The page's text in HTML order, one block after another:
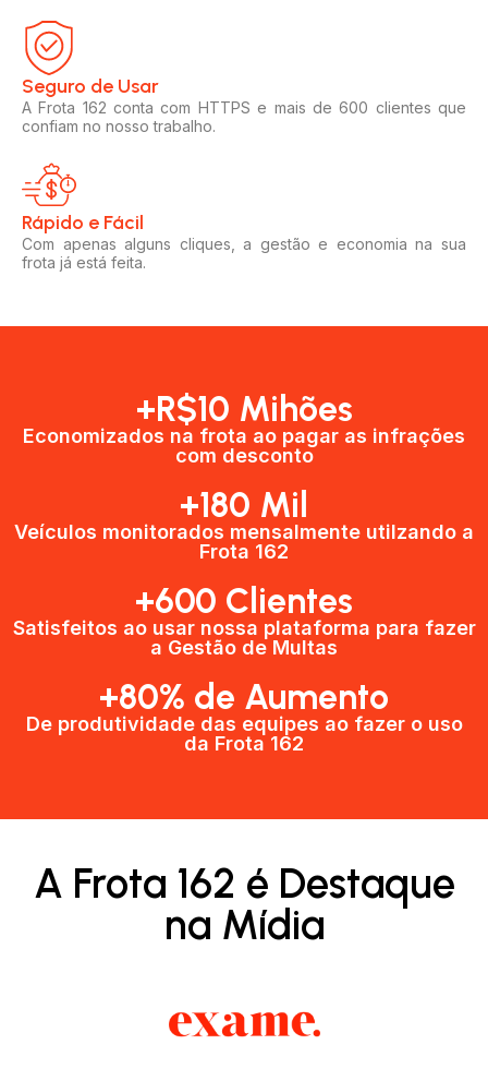
Seguro de Usar​
A Frota 162 conta com HTTPS e mais de 600 clientes que
confiam no nosso trabalho.
Rápido e Fácil​
Com apenas alguns cliques, a gestão e economia na sua
frota já está feita.
+R$10 Mihões
Economizados na frota ao pagar as infrações
com desconto
+180 Mil
Veículos monitorados mensalmente utilzando a
Frota 162
+600 Clientes​
Satisfeitos ao usar nossa plataforma para fazer
a Gestão de Multas​
+80% de Aumento
De produtividade das equipes ao fazer o uso
da Frota 162​
A Frota 162 é Destaque
na Mídia